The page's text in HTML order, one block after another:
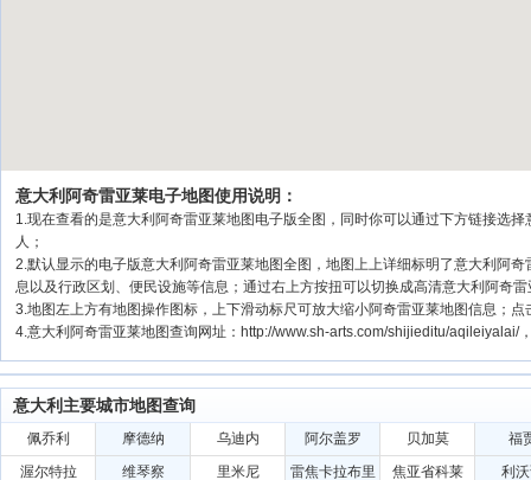
意大利阿奇雷亚莱电子地图使用说明：
1.现在查看的是意大利阿奇雷亚莱地图电子版全图，同时你可以通过下方链接选
人；
2.默认显示的电子版意大利阿奇雷亚莱地图全图，地图上上详细标明了意大利阿
息以及行政区划、便民设施等信息；通过右上方按扭可以切换成高清意大利阿奇
3.地图左上方有地图操作图标，上下滑动标尺可放大缩小阿奇雷亚莱地图信息；
4.意大利阿奇雷亚莱地图查询网址：http://www.sh-arts.com/shijieditu/aqileiyalai/
意大利主要城市地图查询
佩乔利 摩德纳 乌迪内 阿尔盖罗 贝加莫
福
渥尔特拉
维琴察 里米尼
雷焦卡拉布里
焦亚省科莱
利